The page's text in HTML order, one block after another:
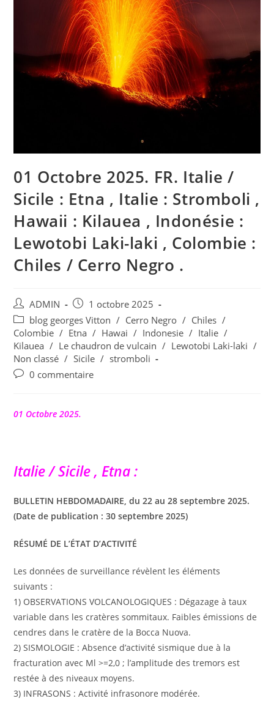
01 Octobre 2025. FR. Italie /
Sicile : Etna , Italie : Stromboli ,
Hawaii : Kilauea , Indonésie :
Lewotobi Laki-laki , Colombie :
Chiles / Cerro Negro .
Auteur/autrice
de
la
publication :
ADMIN
Publication
publiée :
1 octobre 2025
Post
category:
blog georges Vitton / Cerro Negro / Chiles /
Colombie / Etna / Hawai / Indonesie / Italie /
Kilauea / Le chaudron de vulcain / Lewotobi Laki-laki /
Non classé / Sicile / stromboli
Commentaires
publication :
0 commentaire
01 Octobre 2025.
Italie / Sicile , Etna :
BULLETIN HEBDOMADAIRE, du 22 au 28 septembre 2025.
(Date de publication : 30 septembre 2025)
RÉSUMÉ DE L’ÉTAT D’ACTIVITÉ
Les données de surveillance révèlent les éléments
suivants :
1) OBSERVATIONS VOLCANOLOGIQUES : Dégazage à taux
variable dans les cratères sommitaux. Faibles émissions de
cendres dans le cratère de la Bocca Nuova.
2) SISMOLOGIE : Absence d’activité sismique due à la
fracturation avec Ml >=2,0 ; l’amplitude des tremors est
restée à des niveaux moyens.
3) INFRASONS : Activité infrasonore modérée.